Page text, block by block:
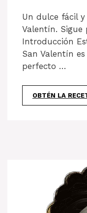
Un dulce fácil
Valentín. Sigue
Introducción
San Valentín
perfecto …
OBTÉN LA